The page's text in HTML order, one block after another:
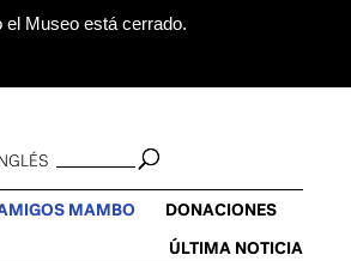
Museo está cerrado.
MAMBO
DONACIONES
ÚLTIMA NOTICIA